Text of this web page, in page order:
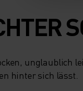
unglaublich
hinter sich lässt.